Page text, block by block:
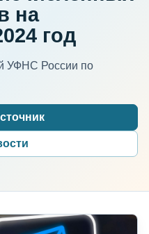
на
год
УФНС России по